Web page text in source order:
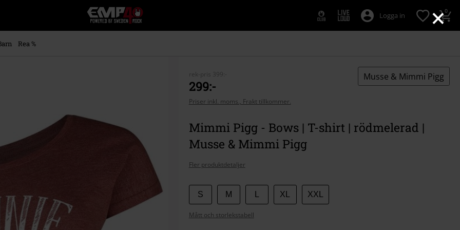
×
EMP
-
Musik,
Logga in 0
Rea %
rek-pris 399:-
299:-
Priser inkl. moms., Frakt tillkommer.
Musse & Mimmi Pigg
Mimmi Pigg - Bows | T-shirt | rödmelerad |
Musse & Mimmi Pigg
Fler produktdetaljer
Välj
din
storlek
S M XL XXL
Mått och storlekstabell